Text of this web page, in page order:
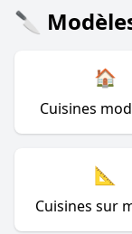
🔪
🏠
Cuisines
📐
Cuisines sur